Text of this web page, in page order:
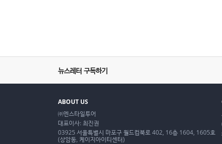
뉴스레터 구독하기
ABOUT US
㈜엔스타일투어
대표이사: 최진권
03925 서울특별시 마포구 월드컵북로 402, 16층 1604, 1605호
(상암동, 케이지아이티센터)